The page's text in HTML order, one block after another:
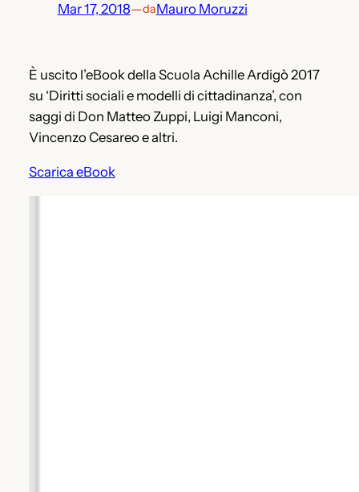
Mar 17, 2018—daMauro Moruzzi
È uscito l’eBook della Scuola Achille Ardigò 2017
su ‘Diritti sociali e modelli di cittadinanza’, con
saggi di Don Matteo Zuppi, Luigi Manconi,
Vincenzo Cesareo e altri.
Scarica eBook